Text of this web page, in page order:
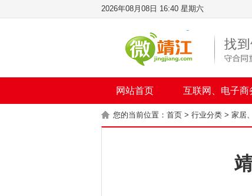
2026年08月08日 16:40 星期六
网站首页 互联网、电子商
您的当前位置： 首页 > 行业分类 > 家居